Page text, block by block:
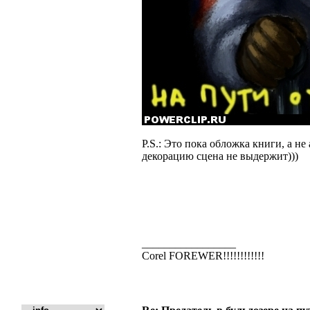
P.S.: Это пока обложка книги, а
декорацию сцена не выдержит)))
Corel FOREWER!!!!!!!!!!!!